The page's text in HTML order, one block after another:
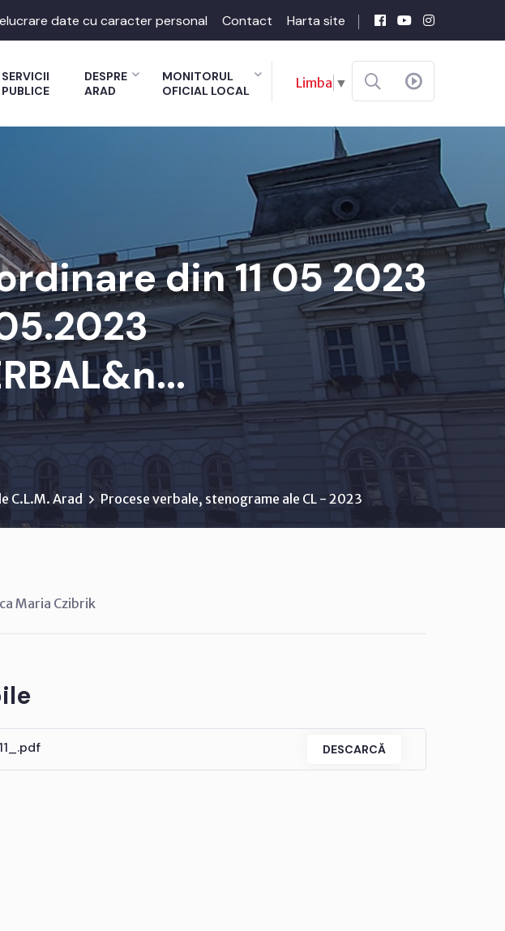
date cu caracter personal Contact Harta site
SERVICII
PUBLICE
DESPRE
ARAD
MONITORUL
OFICIAL LOCAL
Limba ▼
din 11 05 2023
C.L.M. Arad Procese verbale, stenograme ale CL - 2023
Maria Czibrik
DESCARCĂ